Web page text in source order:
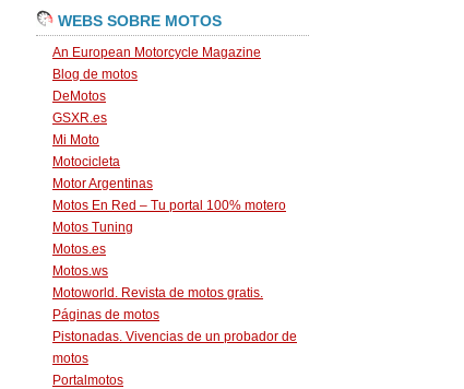
WEBS SOBRE MOTOS
An European Motorcycle Magazine
Blog de motos
DeMotos
GSXR.es
Mi Moto
Motocicleta
Motor Argentinas
Motos En Red – Tu portal 100% motero
Motos Tuning
Motos.es
Motos.ws
Motoworld. Revista de motos gratis.
Páginas de motos
Pistonadas. Vivencias de un probador de
motos
Portalmotos